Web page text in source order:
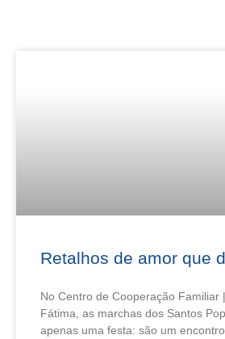
Retalhos de amor que
No Centro de Cooperação Familiar
Fátima, as marchas dos Santos
apenas uma festa: são um